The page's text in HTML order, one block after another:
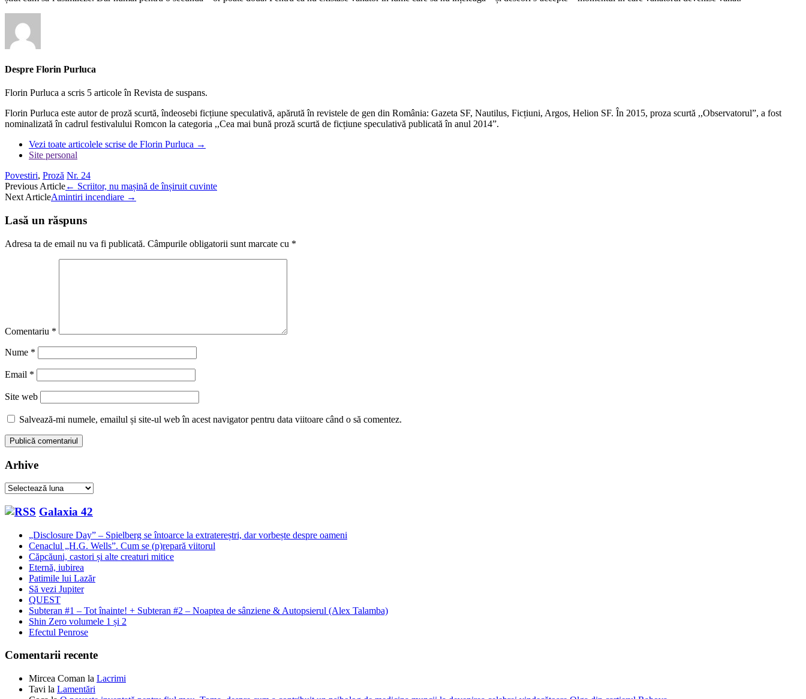
Despre Florin Purluca
Florin Purluca a scris 5 articole în Revista de suspans.
Florin Purluca este autor de proză scurtă, îndeosebi ficțiune speculativă, apărută în revistele de gen din România: Gazeta SF, Nautilus, Ficțiuni, Argos, Helion SF. În 2015, proza scurtă ,,Observatorul”, a fost
nominalizată în cadrul festivalului Romcon la categoria ,,Cea mai bună proză scurtă de ficțiune speculativă publicată în anul 2014”.
Vezi toate articolele scrise de Florin Purluca →
Site personal
Povestiri, Proză Nr. 24
Post
navigation
Previous Article← Scriitor, nu mașină de înșiruit cuvinte
Next ArticleAmintiri incendiare →
Lasă un răspuns
Adresa ta de email nu va fi publicată. Câmpurile obligatorii sunt marcate cu *
Comentariu *
Nume *
Email *
Site web
Salvează-mi numele, emailul și site-ul web în acest navigator pentru data viitoare când o să comentez.
Arhive
Arhive
Galaxia 42
„Disclosure Day” – Spielberg se întoarce la extratereștri, dar vorbește despre oameni
Cenaclul „H.G. Wells”. Cum se (p)repară viitorul
Căpcăuni, castori și alte creaturi mitice
Eternă, iubirea
Patimile lui Lazăr
Să vezi Jupiter
QUEST
Subteran #1 – Tot înainte! + Subteran #2 – Noaptea de sânziene & Autopsierul (Alex Talamba)
Shin Zero volumele 1 și 2
Efectul Penrose
Comentarii recente
Mircea Coman la Lacrimi
Tavi la Lamentări